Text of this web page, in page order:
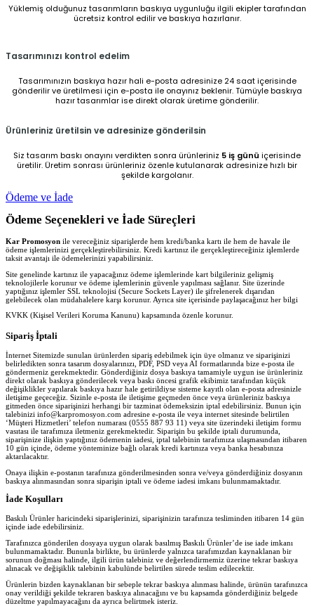
Yüklemiş olduğunuz tasarımların baskıya uygunluğu ilgili ekipler tarafından
ücretsiz kontrol edilir ve baskıya hazırlanır.
Tasarımınızı kontrol edelim
Tasarımınızın baskıya hazır hali e-posta adresinize 24 saat içerisinde
gönderilir ve üretilmesi için e-posta ile onayınız beklenir. Tümüyle baskıya
hazır tasarımlar ise direkt olarak üretime gönderilir.
Ürünleriniz üretilsin ve adresinize gönderilsin
Siz tasarım baskı onayını verdikten sonra ürünleriniz 5 iş günü içerisinde
üretilir. Üretim sonrası ürünleriniz özenle kutulanarak adresinize hızlı bir
şekilde kargolanır.
Ödeme ve İade
Ödeme Seçenekleri ve İade Süreçleri
Kar Promosyon ile vereceğiniz siparişlerde hem kredi/banka kartı ile hem de havale ile
ödeme işlemlerinizi gerçekleştirebilirsiniz. Kredi kartınız ile gerçekleştireceğiniz işlemlerde
taksit avantajı ile ödemelerinizi yapabilirsiniz.
Site genelinde kartınız ile yapacağınız ödeme işlemlerinde kart bilgileriniz gelişmiş
teknolojilerle korunur ve ödeme işlemlerinin güvenle yapılması sağlanır. Site üzerinde
yaptığınız işlemler SSL teknolojisi (Secure Sockets Layer) ile şifrelenerek dışarıdan
gelebilecek olan müdahalelere karşı korunur. Ayrıca site içerisinde paylaşacağınız her bilgi
KVKK (Kişisel Verileri Koruma Kanunu) kapsamında özenle korunur.
Sipariş İptali
İnternet Sitemizde sunulan ürünlerden sipariş edebilmek için üye olmanız ve siparişinizi
belirledikten sonra tasarım dosyalarınızı, PDF, PSD veya AI formatlarında bize e-posta ile
göndermeniz gerekmektedir. Gönderdiğiniz dosya baskıya tamamiyle uygun ise ürünleriniz
direkt olarak baskıya gönderilecek veya baskı öncesi grafik ekibimiz tarafından küçük
değişiklikler yapılarak baskıya hazır hale getirildiyse sisteme kayıtlı olan e-posta adresinizle
iletişime geçeceğiz. Sizinle e-posta ile iletişime geçmeden önce veya ürünleriniz baskıya
gitmeden önce siparişinizi herhangi bir tazminat ödemeksizin iptal edebilirsiniz. Bunun için
talebinizi info@karpromosyon.com adresine e-posta ile veya internet sitesinde belirtilen
‘Müşteri Hizmetleri’ telefon numarası (0555 887 93 11) veya site üzerindeki iletişim formu
vasıtası ile tarafımıza iletmeniz gerekmektedir. Siparişin bu şekilde iptali durumunda,
siparişinize ilişkin yaptığınız ödemenin iadesi, iptal talebinin tarafımıza ulaşmasından itibaren
10 gün içinde, ödeme yönteminize bağlı olarak kredi kartınıza veya banka hesabınıza
aktarılacaktır.
Onaya ilişkin e-postanın tarafınıza gönderilmesinden sonra ve/veya gönderdiğiniz dosyanın
baskıya alınmasından sonra siparişin iptali ve ödeme iadesi imkanı bulunmamaktadır.
İade Koşulları
Baskılı Ürünler haricindeki siparişlerinizi, siparişinizin tarafınıza tesliminden itibaren 14 gün
içinde iade edebilirsiniz.
Tarafınızca gönderilen dosyaya uygun olarak basılmış Baskılı Ürünler’de ise iade imkanı
bulunmamaktadır. Bununla birlikte, bu ürünlerde yalnızca tarafımızdan kaynaklanan bir
sorunun doğması halinde, ilgili ürün talebiniz ve değerlendirmemiz üzerine tekrar baskıya
alınacak ve değişiklik talebinin kabulünde belirtilen sürede teslim edilecektir.
Ürünlerin bizden kaynaklanan bir sebeple tekrar baskıya alınması halinde, ürünün tarafınızca
onay verildiği şekilde tekraren baskıya alınacağını ve bu kapsamda gönderdiğiniz belgede
düzeltme yapılmayacağını da ayrıca belirtmek isteriz.